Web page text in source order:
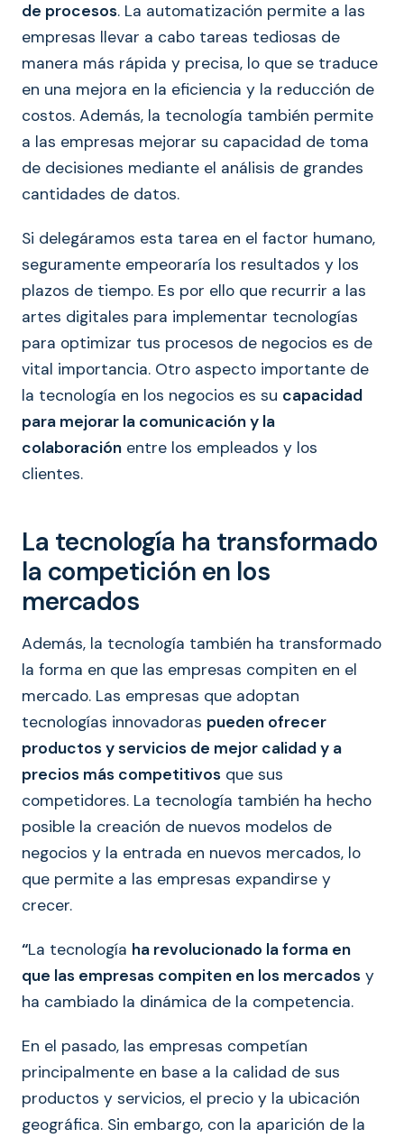
de procesos. La automatización permite a las
empresas llevar a cabo tareas tediosas de
manera más rápida y precisa, lo que se traduce
en una mejora en la eficiencia y la reducción de
costos. Además, la tecnología también permite
a las empresas mejorar su capacidad de toma
de decisiones mediante el análisis de grandes
cantidades de datos.
Si delegáramos esta tarea en el factor humano,
seguramente empeoraría los resultados y los
plazos de tiempo. Es por ello que recurrir a las
artes digitales para implementar tecnologías
para optimizar tus procesos de negocios es de
vital importancia. Otro aspecto importante de
la tecnología en los negocios es su capacidad
para mejorar la comunicación y la
colaboración entre los empleados y los
clientes.
La tecnología ha transformado
la competición en los
mercados
Además, la tecnología también ha transformado
la forma en que las empresas compiten en el
mercado. Las empresas que adoptan
tecnologías innovadoras pueden ofrecer
productos y servicios de mejor calidad y a
precios más competitivos que sus
competidores. La tecnología también ha hecho
posible la creación de nuevos modelos de
negocios y la entrada en nuevos mercados, lo
que permite a las empresas expandirse y
crecer.
“La tecnología ha revolucionado la forma en
que las empresas compiten en los mercados y
ha cambiado la dinámica de la competencia.
En el pasado, las empresas competían
principalmente en base a la calidad de sus
productos y servicios, el precio y la ubicación
geográfica. Sin embargo, con la aparición de la